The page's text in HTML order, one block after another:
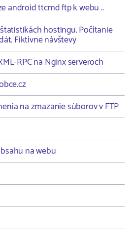
android ttcmd ftp k webu ..
hostingu. Počítanie
Fiktívne návštevy
RPC na Nginx serveroch
na zmazanie súborov v FTP
na webu